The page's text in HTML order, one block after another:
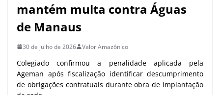
mantém multa contra Águas
de Manaus
30 de julho de 2026 Valor Amazônico
Colegiado confirmou a penalidade aplicada pela
Ageman após fiscalização identificar descumprimento
de obrigações contratuais durante obra de implantação